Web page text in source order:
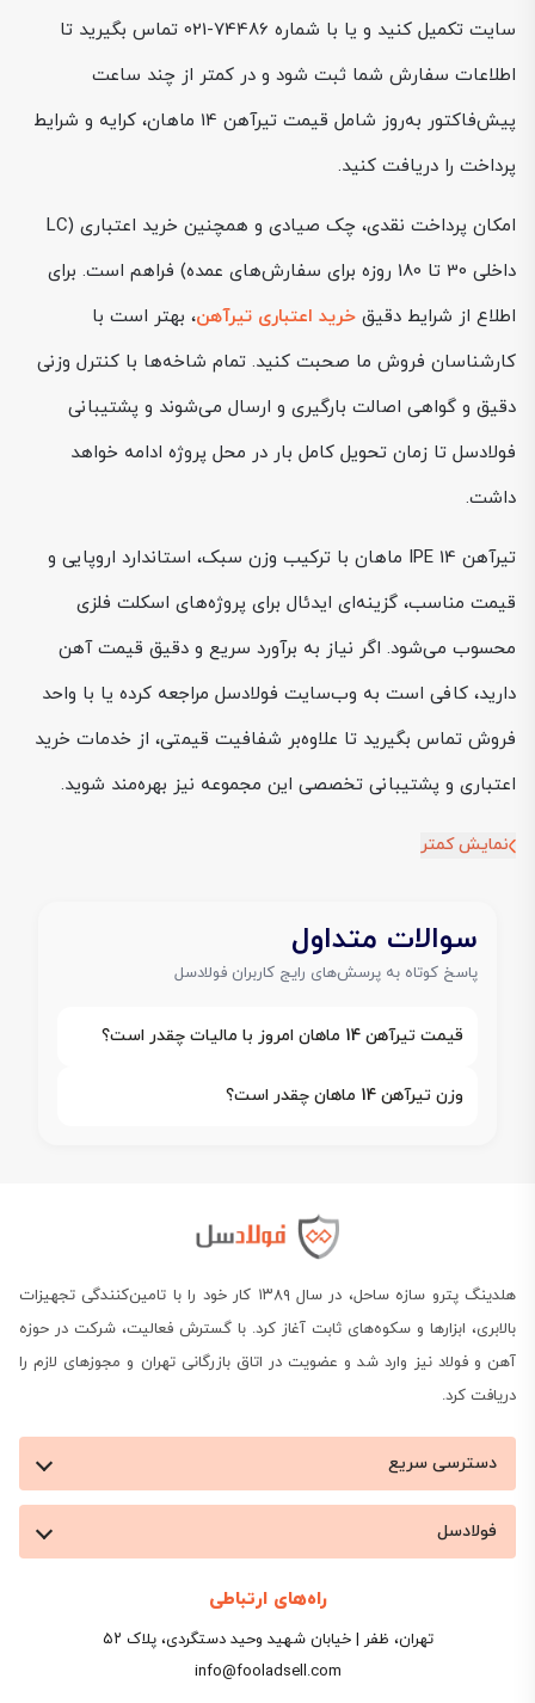
سایت تکمیل کنید و یا با شماره 74486-021 تماس بگیرید تا
اطلاعات سفارش شما ثبت شود و در کمتر از چند ساعت
پیش‌فاکتور به‌روز شامل قیمت تیرآهن 14 ماهان، کرایه و شرایط
پرداخت را دریافت کنید.
امکان پرداخت نقدی، چک صیادی و همچنین خرید اعتباری (LC
داخلی 30 تا 180 روزه برای سفارش‌های عمده) فراهم است. برای
اطلاع از شرایط دقیق خرید اعتباری تیرآهن، بهتر است با
کارشناسان فروش ما صحبت کنید. تمام شاخه‌ها با کنترل وزنی
دقیق و گواهی اصالت بارگیری و ارسال می‌شوند و پشتیبانی
فولادسل تا زمان تحویل کامل بار در محل پروژه ادامه خواهد
داشت.
تیرآهن IPE 14 ماهان با ترکیب وزن سبک، استاندارد اروپایی و
قیمت مناسب، گزینه‌ای ایدئال برای پروژه‌های اسکلت فلزی
محسوب می‌شود. اگر نیاز به برآورد سریع و دقیق قیمت آهن
دارید، کافی است به وب‌سایت فولادسل مراجعه کرده یا با واحد
فروش تماس بگیرید تا علاوه‌بر شفافیت قیمتی، از خدمات خرید
اعتباری و پشتیبانی تخصصی این مجموعه نیز بهره‌مند شوید.
نمایش کمتر
سوالات متداول
پاسخ کوتاه به پرسش‌های رایج کاربران فولادسل
قیمت تیرآهن 14 ماهان امروز با مالیات چقدر است؟
وزن تیرآهن 14 ماهان چقدر است؟
هلدینگ پترو سازه ساحل، در سال ۱۳۸۹ کار خود را با تامین‌کنندگی تجهیزات
بالابری، ابزارها و سکوه‌های ثابت آغاز کرد. با گسترش فعالیت، شرکت در حوزه
آهن و فولاد نیز وارد شد و عضویت در اتاق بازرگانی تهران و مجوزهای لازم را
دریافت کرد.
دسترسی سریع
فولادسل
راه‌های ارتباطی
تهران، ظفر | خیابان شهید وحید دستگردی، پلاک ۵۲
info@fooladsell.com